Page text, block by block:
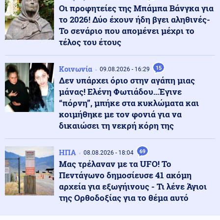
Κοινωνία 09.08.2026 - 23:14
Κλήρωση Τζόκερ 9/8/26: Τα νούμερα που κερδίζουν
Κοινωνία 09.08.2026 - 23:08
Κυκλοφοριακές ρυθμίσεις στη λεωφόρο Σχιστού, λόγω
εκτέλεσης εργασιών
Ένοπλες Συρράξεις 09.08.2026 - 23:05
Πολιτική 09.08.2026 - 23:02
ΠΑΣΟΚ για το θάνατο του Νίκου Καλογερόπουλου:
«Ανήσυχο και ασυμβίβαστο πνεύμα»
Οι προφητείες της Μπάμπα Βάνγκα για
το 2026! Δύο έχουν ήδη βγει αληθινές-
Το σενάριο που απομένει μέχρι το
τέλος του έτους
Κοινωνία 09.08.2026 - 16:29 15
Δεν υπάρχει όριο στην αγάπη μιας
μάνας! Ελένη Φωτιάδου...Έγινε
“πόρνη”, μπήκε στα κυκλώματα και
κοιμήθηκε με τον φονιά για να
δικαιώσει τη νεκρή κόρη της
ΗΠΑ 08.08.2026 - 18:04 69
Μας τρέλαναν με τα UFO! Το
Πεντάγωνο δημοσίευσε 41 ακόμη
αρχεία για εξωγήινους - Τι λένε Άγιοι
της Ορθοδοξίας για το θέμα αυτό